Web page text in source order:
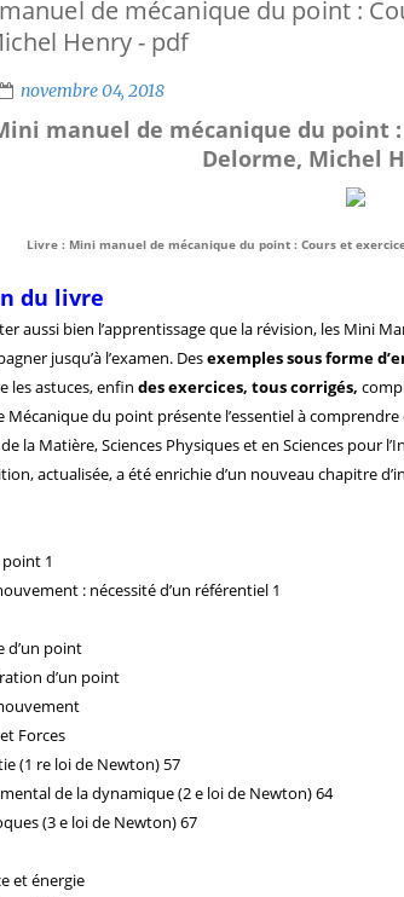
de mécanique du point :
Henry - pdf
novembre 04, 2018
manuel de mécanique du point
Delorme, Michel
Livre : Mini manuel de mécanique du point : Cours et
du livre
aussi bien l’apprentissage que la révision, les Mini
jusqu’à l’examen. Desexemples sous forme
les astuces, enfin des exercices, tous corrigés,
Mécanique du point présente l’essentiel à
la Matière, Sciences Physiques et en Sciences pour
actualisée, a été enrichie d’un nouveau chapitre
1
: nécessité d’un référentiel 1
d’un point
d’un point
Forces
(1 re loi de Newton) 57
de la dynamique (2 e loi de Newton) 64
(3 e loi de Newton) 67
et énergie